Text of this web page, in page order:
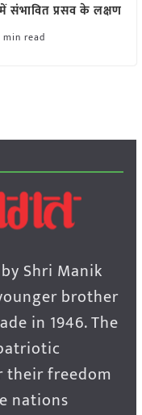
संभावित प्रसव के लक्षण
min read
Shri Manik
brother
in 1946. The
freedom
nations